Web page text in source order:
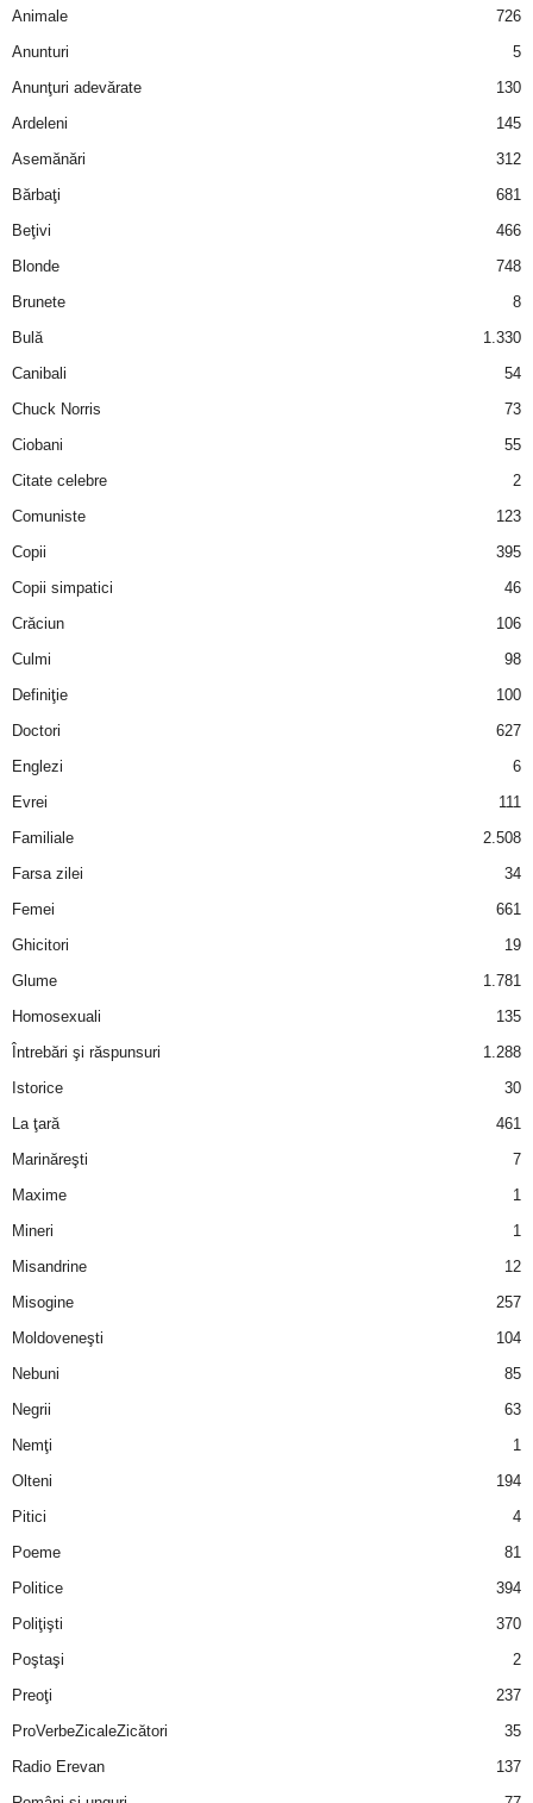
Animale
726
Anunturi
5
Anunţuri adevărate
130
Ardeleni
145
Asemănări
312
Bărbaţi
681
Beţivi
466
Blonde
748
Brunete
8
Bulă
1.330
Canibali
54
Chuck Norris
73
Ciobani
55
Citate celebre
2
Comuniste
123
Copii
395
Copii simpatici
46
Crăciun
106
Culmi
98
Definiţie
100
Doctori
627
Englezi
6
Evrei
111
Familiale
2.508
Farsa zilei
34
Femei
661
Ghicitori
19
Glume
1.781
Homosexuali
135
Întrebări şi răspunsuri
1.288
Istorice
30
La ţară
461
Marinăreşti
7
Maxime
1
Mineri
1
Misandrine
12
Misogine
257
Moldoveneşti
104
Nebuni
85
Negrii
63
Nemţi
1
Olteni
194
Pitici
4
Poeme
81
Politice
394
Poliţişti
370
Poştaşi
2
Preoţi
237
ProVerbeZicaleZicători
35
Radio Erevan
137